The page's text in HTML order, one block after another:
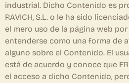
industrial. Dicho Contenido es
RAVICH, S.L. o le ha sido
el mero uso de la página web
entenderse como una forma de
alguno sobre el Contenido. El
está de acuerdo y conoce que
el acceso a dicho Contenido,